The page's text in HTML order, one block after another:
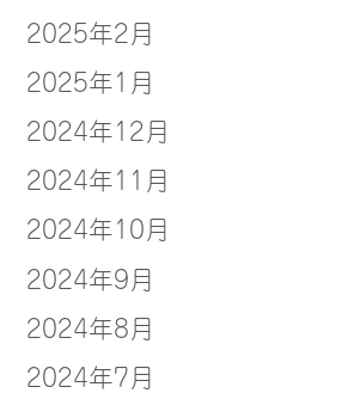
2025年2月
2025年1月
2024年12月
2024年11月
2024年10月
2024年9月
2024年8月
2024年7月